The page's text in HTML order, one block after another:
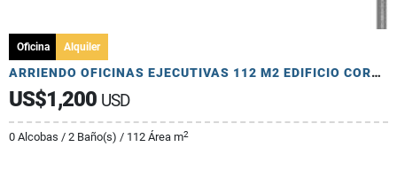
Oficina Alquiler
ARRIENDO OFICINAS EJECUTIVAS 112 M2 EDIFICIO CORPORATIVO
US$1,200 USD
0 Alcobas / 2 Baño(s) / 112 Área m2